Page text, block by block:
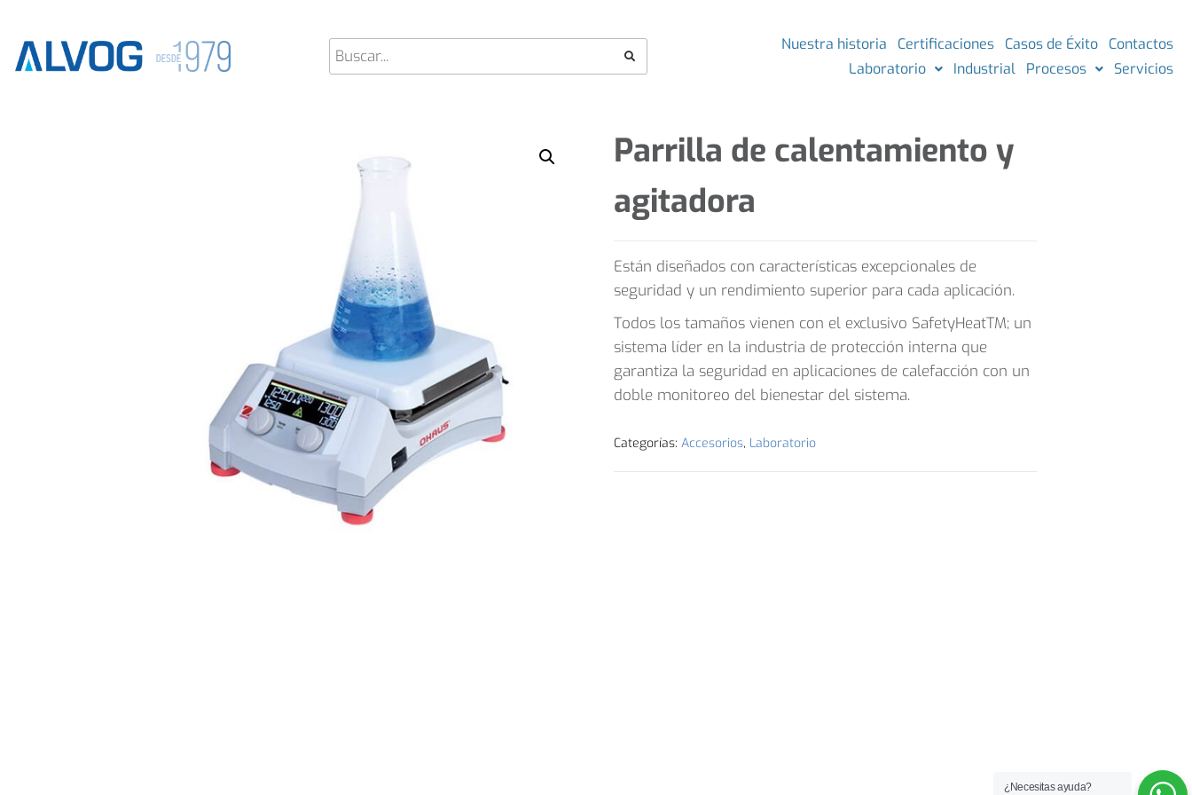
Nuestra historia Certificaciones Casos de Éxito
Contactos
Laboratorio
Industrial Procesos Servicios
Parrilla de calentamiento y
agitadora
Están diseñados con características excepcionales de
seguridad y un rendimiento superior para cada aplicación.
Todos los tamaños vienen con el exclusivo SafetyHeatTM; un
sistema líder en la industria de protección interna que
garantiza la seguridad en aplicaciones de calefacción con un
doble monitoreo del bienestar del sistema.
Categorías: Accesorios, Laboratorio
¿Necesitas ayuda?